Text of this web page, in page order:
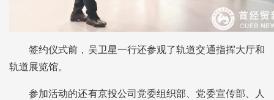
签约仪式前，吴卫星一行还参观了轨道交通指挥大厅和
轨道展览馆。
参加活动的还有京投公司党委组织部、党委宣传部、人